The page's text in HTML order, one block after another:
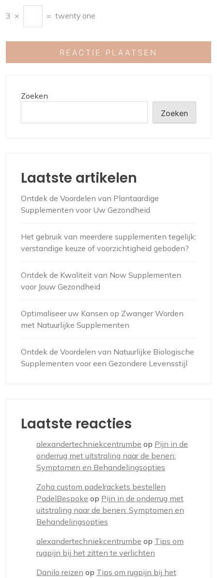
3 × = twenty one
Zoeken
Zoeken
Laatste artikelen
Ontdek de Voordelen van Plantaardige
Supplementen voor Uw Gezondheid
Het gebruik van meerdere supplementen tegelijk:
verstandige keuze of voorzichtigheid geboden?
Ontdek de Kwaliteit van Now Supplementen
voor Jouw Gezondheid
Optimaliseer uw Kansen op Zwanger Worden
met Natuurlijke Supplementen
Ontdek de Voordelen van Natuurlijke Biologische
Supplementen voor een Gezondere Levensstijl
Laatste reacties
alexandertechniekcentrumbe op Pijn in de
onderrug met uitstraling naar de benen:
Symptomen en Behandelingsopties
Zoha custom padelrackets bestellen
PadelBespoke op Pijn in de onderrug met
uitstraling naar de benen: Symptomen en
Behandelingsopties
alexandertechniekcentrumbe op Tips om
rugpijn bij het zitten te verlichten
Danilo reizen op Tips om rugpijn bij het